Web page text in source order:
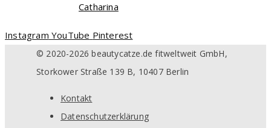
Catharina
Instagram YouTube Pinterest
© 2020-2026 beautycatze.de fitweltweit GmbH,
Storkower Straße 139 B, 10407 Berlin
Kontakt
Datenschutzerklärung